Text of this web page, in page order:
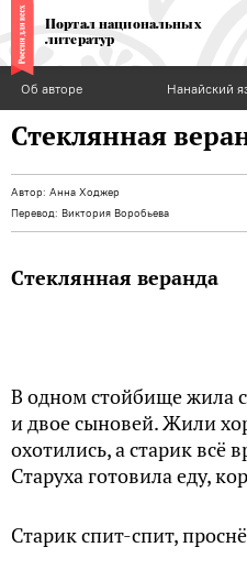
Портал национальных
литератур
Об авторе Нанайский
Стеклянная
Автор: Анна Ходжер
Перевод: Виктория Воробьева
Стеклянная веранда
В одном стойбище жила
и двое сыновей. Жили
охотились, а старик всё
Старуха готовила еду,
Старик спит-спит,